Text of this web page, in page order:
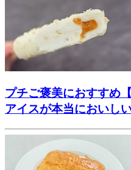
プチご褒美におすすめ
アイスが本当においし